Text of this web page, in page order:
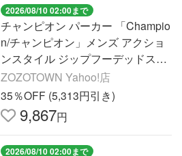
2026/08/10 02:00まで
チャンピオン パーカー 「Champio
n/チャンピオン」メンズ アクショ
ンスタイル ジップフーデッドスウ
ェットシャツ メンズ
ZOZOTOWN Yahoo!店
35％OFF (5,313円引き)
9,867円
2026/08/10 02:00まで